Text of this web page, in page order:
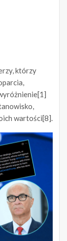
którzy
wartości[8].